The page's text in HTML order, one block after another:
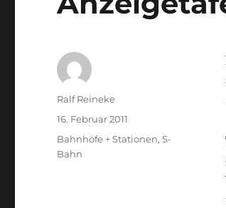
Autor
Ralf Reineke
Veröffentlicht
am
16. Februar 2011
Kategorien
Bahnhöfe + Stationen,S-
Bahn